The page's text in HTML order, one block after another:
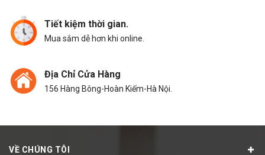
Tiết kiệm thời gian.
Mua sắm dễ hơn khi online.
Địa Chỉ Cửa Hàng
156 Hàng Bông-Hoàn Kiếm-Hà Nội.
VỀ CHÚNG TÔI